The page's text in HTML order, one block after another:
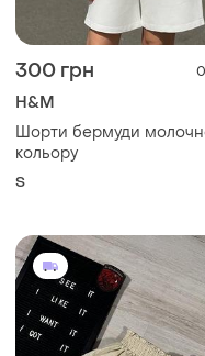
300 грн 0
H&M
Шорти бермуди
кольору
S